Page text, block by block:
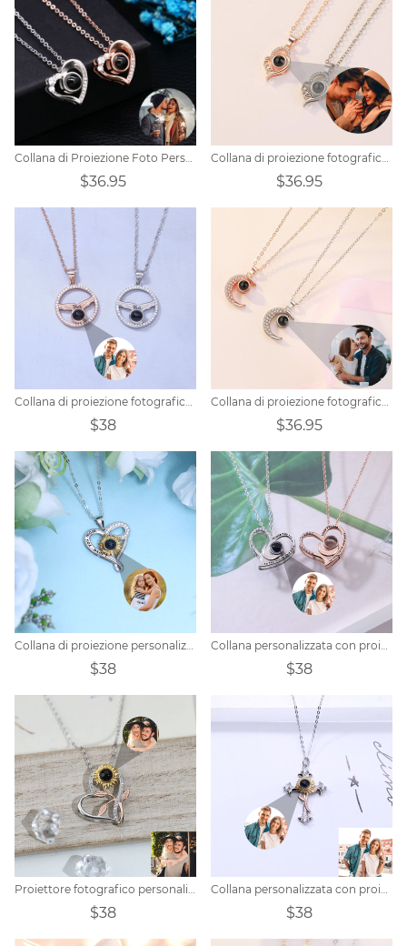
Collana di Proiezione Foto Personalizzata - Cuore
$36.95
Collana di proiezione fotografica personalizzata-Love
$36.95
Collana di proiezione fotografica personalizzata - mano nella mano
$38
Collana di proiezione fotografica personalizzata-Luna
$36.95
Collana di proiezione personalizzata - a forma di cuore
$38
Collana personalizzata con proiezione del cuore
$38
Proiettore fotografico personalizzato - amore girasole
$38
Collana personalizzata con proiezione di fiori a croce
$38